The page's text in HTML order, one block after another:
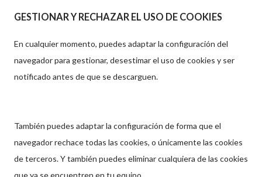
GESTIONAR Y RECHAZAR EL USO DE COOKIES
En cualquier momento, puedes adaptar la configuración del
navegador para gestionar, desestimar el uso de cookies y ser
notificado antes de que se descarguen.
También puedes adaptar la configuración de forma que el
navegador rechace todas las cookies, o únicamente las cookies
de terceros. Y también puedes eliminar cualquiera de las cookies
que ya se encuentren en tu equipo.